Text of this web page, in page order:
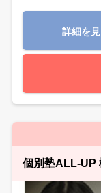
詳細を
個別塾ALL-UP